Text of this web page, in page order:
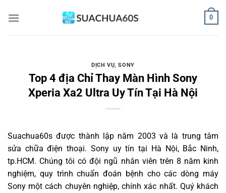
qua
0
DỊCH VỤ,SONY
Top 4 địa Chỉ Thay Màn Hình Sony
Xperia Xa2 Ultra Uy Tín Tại Hà Nội
Suachua60s được thành lập năm 2003 và là trung tâm
sửa chữa điện thoại. Sony uy tín tại Hà Nội, Bắc Ninh,
tp.HCM. Chúng tôi có đội ngũ nhân viên trên 8 năm kinh
nghiệm, quy trình chuẩn đoán bệnh cho các dòng máy
Sony một cách chuyên nghiệp, chính xác nhất. Quý khách